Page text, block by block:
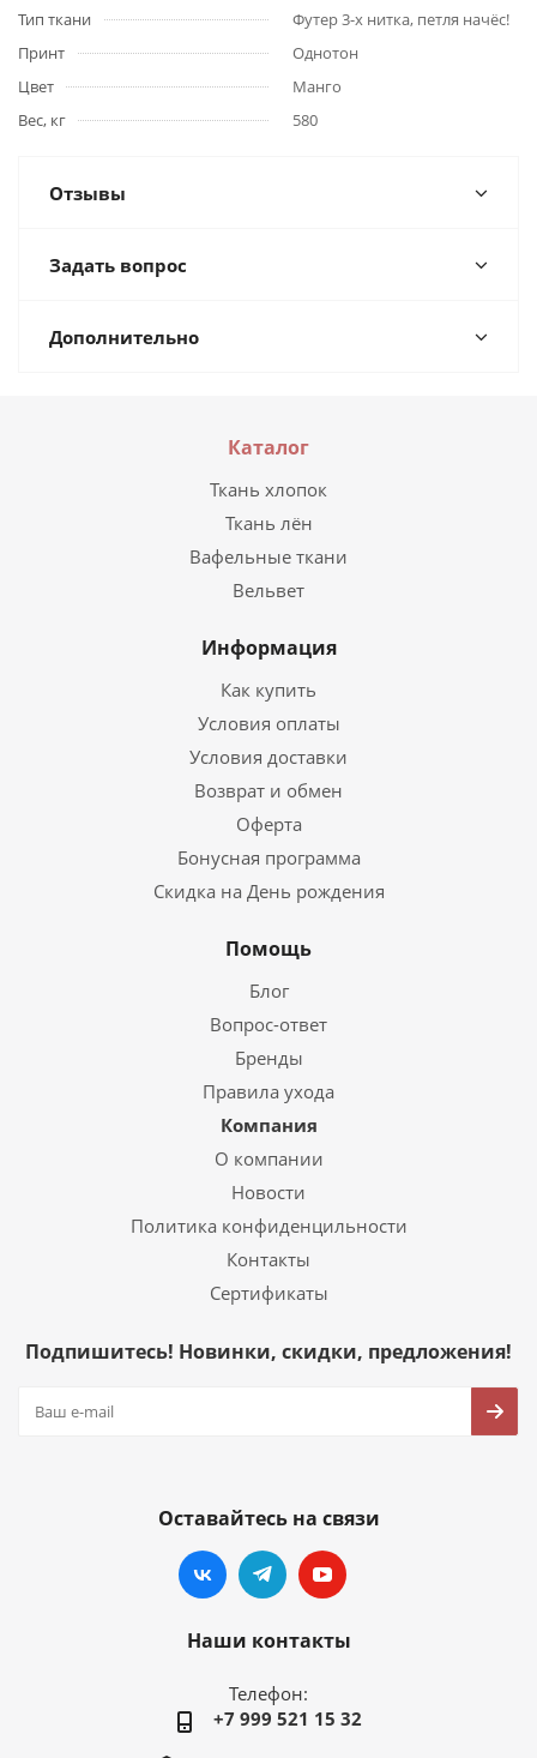
Тип ткани
Футер 3-х нитка, петля начёс!
Принт
Однотон
Цвет
Манго
Вес, кг
580
Отзывы
Задать вопрос
Дополнительно
Каталог
Ткань хлопок
Ткань лён
Вафельные ткани
Вельвет
Информация
Как купить
Условия оплаты
Условия доставки
Возврат и обмен
Оферта
Бонусная программа
Скидка на День рождения
Помощь
Блог
Вопрос-ответ
Бренды
Правила ухода
Компания
О компании
Новости
Политика конфиденцильности
Контакты
Сертификаты
Подпишитесь! Новинки, скидки, предложения!
Оставайтесь на связи
Наши контакты
Телефон:
+7 999 521 15 32